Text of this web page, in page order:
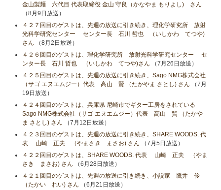
金山製麺 六代目 代表取締役 金山 守良（かなやま もりよし) さん
（8月9日放送）
４２７回目のゲストは、先週の放送に引き続き、理化学研究所 放射
光科学研究センター センター長 石川 哲也 （いしかわ てつや)
さん （8月2日放送）
４２６回目のゲストは、理化学研究所 放射光科学研究センター セ
ンター長 石川 哲也 （いしかわ てつや)さん （7月26日放送）
４２５回目のゲストは、先週の放送に引き続き、Sago NMG株式会社
（サゴ エヌエムジー）代表 高山 賢 （たかやま さとし) さん （7月
19日放送）
４２４回目のゲストは、兵庫県 尼崎市でギター工房をされている
Sago NMG株式会社（サゴ エヌエムジー）代表 高山 賢 （たかや
ま さとし) さん （7月12日放送）
４２３回目のゲストは、先週の放送に引き続き、SHARE WOODS. 代
表 山崎 正夫 （やまさき まさお) さん （7月5日放送）
４２２回目のゲストは、SHARE WOODS. 代表 山崎 正夫 （やま
さき まさお) さん （6月28日放送）
４２１回目のゲストは、先週の放送に引き続き、小説家 鷹井 伶
（たかい れい) さん （6月21日放送）